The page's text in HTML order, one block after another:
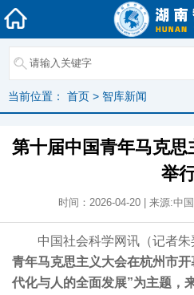
当前位置： 首页 > 智库新闻
第十届中国青年马克思
举
时间：2026-04-20 | 来源:中
中国社会科学网讯（记者朱
青年马克思主义大会在杭州市
代化与人的全面发展”为主题，